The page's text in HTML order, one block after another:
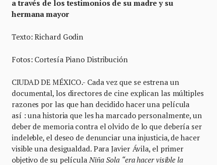
a través de los testimonios de su madre y su
hermana mayor
Texto: Richard Godin
Fotos: Cortesía Piano Distribución
CIUDAD DE MÉXICO.- Cada vez que se estrena un
documental, los directores de cine explican las múltiples
razones por las que han decidido hacer una película
así : una historia que les ha marcado personalmente, un
deber de memoria contra el olvido de lo que debería ser
indeleble, el deseo de denunciar una injusticia, de hacer
visible una desigualdad. Para Javier Ávila, el primer
objetivo de su películaNiña Sola “era hacer visible la